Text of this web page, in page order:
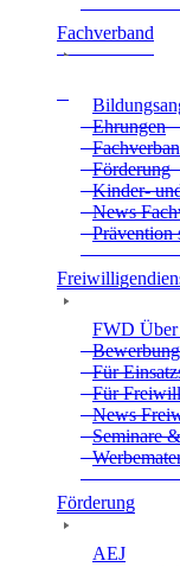
Fach­ver­band
Ehrun­gen
För­de­rung
Kin­der-
News
Prä­ven­tion
FWD Über
Für
Für
News
Semi­nare
För­de­rung
AEJ